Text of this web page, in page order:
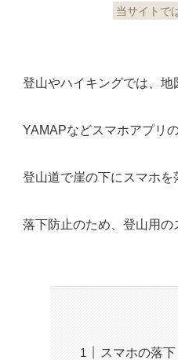
当サイトで
登山やハイキングでは、
YAMAPなどスマホアプリ
登山道で崖の下にスマホ
落下防止のため、登山用
スマホの落下